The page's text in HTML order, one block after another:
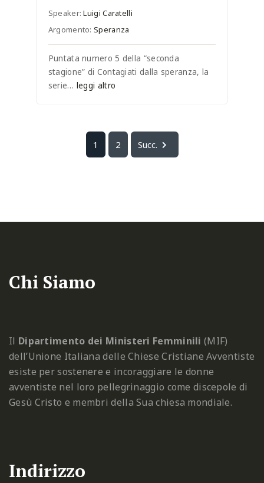
Speaker:Luigi Caratelli
Argomento:Speranza
Puntata numero 5 della “seconda
stagione” di Contagiati dalla speranza, la
serie… leggi altro
1 2 Succ.
Chi Siamo
Il Dipartimento dei Ministeri Femminili (MIF)
dell’Unione Italiana delle Chiese Cristiane Avventiste
esiste per sostenere e incoraggiare le donne
avventiste nel loro pellegrinaggio come discepole di
Gesù Cristo e membri della Sua chiesa mondiale.
Indirizzo